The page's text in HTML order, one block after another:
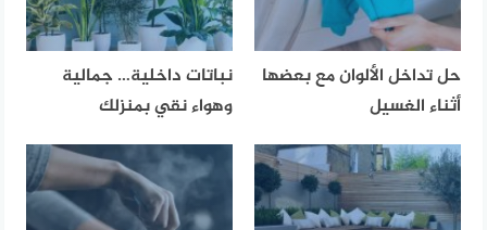
حل تداخل الألوان مع بعضها
أثناء الغسيل
نباتات داخلية… جمالية
وهواء نقي بمنزلك